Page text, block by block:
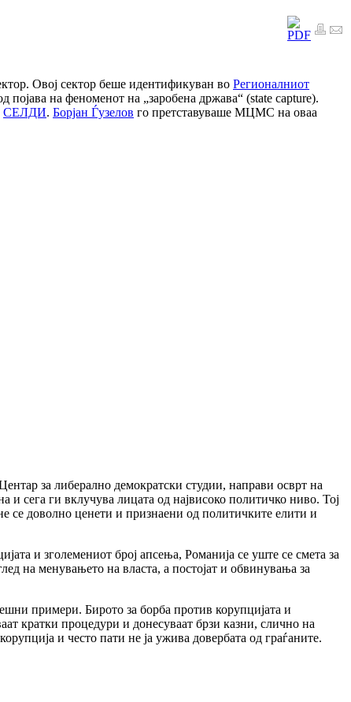
Овој сектор беше идентификуван во Регионалниот
појава на феноменот на „заробена држава“ (state capture).
СЕЛДИ. Борјан Ѓузелов го претставуваше МЦМС на оваа
за либерално демократски студии, направи осврт на
и сега ги вклучува лицата од највисоко политичко ниво. Тој
се доволно ценети и признаени од политичките елити и
и зголемениот број апсења, Романија се уште се смета за
на менувањето на власта, а постојат и обвинувања за
примери. Бирото за борба против корупцијата и
кратки процедури и донесуваат брзи казни, слично на
и често пати не ја ужива довербата од граѓаните.